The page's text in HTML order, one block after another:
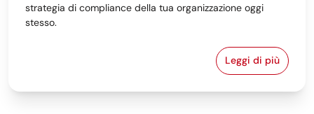
strategia di compliance della tua organizzazione oggi
stesso.
Leggi di più
Pay